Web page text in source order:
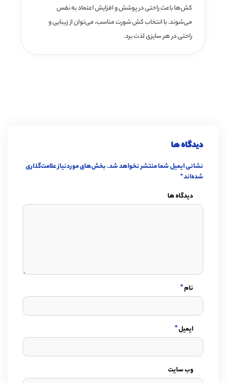
کش‌ها باعث راحتی در پوشش و افزایش اعتماد به نفس
می‌شوند. با انتخاب کش شورت مناسب، می‌توان از زیبایی و
راحتی در هر سایزی لذت برد.
دیدگاه ها
نشانی ایمیل شما منتشر نخواهد شد.بخش‌های موردنیاز علامت‌گذاری
شده‌اند*
دیدگاه ها
نام*
ایمیل*
وب سایت